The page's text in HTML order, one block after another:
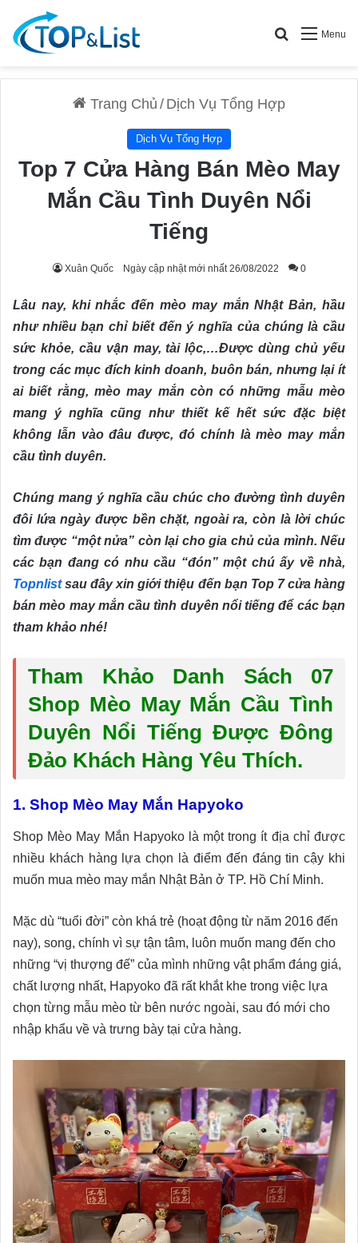
Menu
Search for
Trang Chủ / Dịch Vụ Tổng Hợp
Dịch Vụ Tổng Hợp
Top 7 Cửa Hàng Bán Mèo May
Mắn Cầu Tình Duyên Nổi
Tiếng
Xuân Quốc Ngày cập nhật mới nhất 26/08/2022 0
Lâu nay, khi nhắc đến mèo may mắn Nhật Bản, hầu
như nhiều bạn chỉ biết đến ý nghĩa của chúng là cầu
sức khỏe, cầu vận may, tài lộc,…Được dùng chủ yếu
trong các mục đích kinh doanh, buôn bán, nhưng lại ít
ai biết rằng, mèo may mắn còn có những mẫu mèo
mang ý nghĩa cũng như thiết kế hết sức đặc biệt
không lẫn vào đâu được, đó chính là mèo may mắn
cầu tình duyên.
Chúng mang ý nghĩa cầu chúc cho đường tình duyên
đôi lứa ngày được bền chặt, ngoài ra, còn là lời chúc
tìm được “một nửa” còn lại cho gia chủ của mình. Nếu
các bạn đang có nhu cầu “đón” một chú ấy về nhà,
Topnlistsau đây xin giới thiệu đến bạn Top 7 cửa hàng
bán mèo may mắn cầu tình duyên nổi tiếng để các bạn
tham khảo nhé!
Tham Khảo Danh Sách 07
Shop Mèo May Mắn Cầu Tình
Duyên Nổi Tiếng Được Đông
Đảo Khách Hàng Yêu Thích.
1. Shop Mèo May Mắn Hapyoko
Shop Mèo May Mắn Hapyoko là một trong ít địa chỉ được
nhiều khách hàng lựa chọn là điểm đến đáng tin cậy khi
muốn mua mèo may mắn Nhật Bản ở TP. Hồ Chí Minh.
Mặc dù “tuổi đời” còn khá trẻ (hoạt động từ năm 2016 đến
nay), song, chính vì sự tận tâm, luôn muốn mang đến cho
những “vị thượng đế” của mình những vật phẩm đáng giá,
chất lượng nhất, Hapyoko đã rất khắt khe trong việc lựa
chọn từng mẫu mèo từ bên nước ngoài, sau đó mới cho
nhập khẩu về và trưng bày tại cửa hàng.